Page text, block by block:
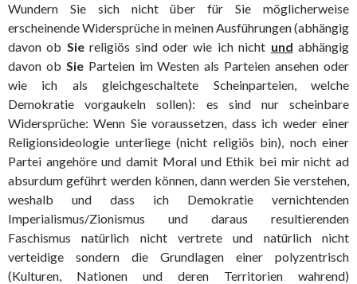
Wundern Sie sich nicht über für Sie möglicherweise
erscheinende Widersprüche in meinen Ausführungen (abhängig
davon ob Siereligiös sind oder wie ich nicht und abhängig
davon ob SieParteien im Westen als Parteien ansehen oder
wie ich als gleichgeschaltete Scheinparteien, welche
Demokratie vorgaukeln sollen): es sind nur scheinbare
Widersprüche: Wenn Sie voraussetzen, dass ich weder einer
Religionsideologie unterliege (nicht religiös bin), noch einer
Partei angehöre und damit Moral und Ethik bei mir nicht ad
absurdum geführt werden können, dann werden Sie verstehen,
weshalb und dass ich Demokratie vernichtenden
Imperialismus/Zionismus und daraus resultierenden
Faschismus natürlich nicht vertrete und natürlich nicht
verteidige sondern die Grundlagen einer polyzentrisch
(Kulturen, Nationen und deren Territorien wahrend)